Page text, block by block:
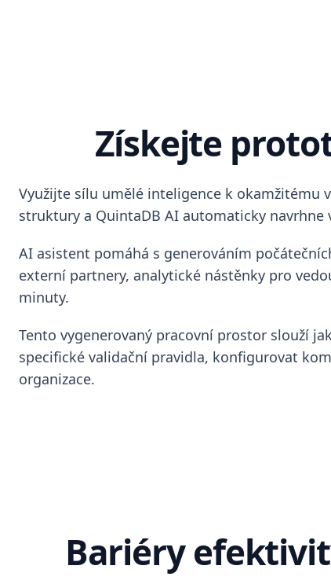
Získejte
Využijte sílu umělé inteligence k okamžitému
struktury a QuintaDB AI automaticky navrhne
AI asistent pomáhá s generováním
externí partnery, analytické nástěnky pro
minuty.
Tento vygenerovaný pracovní prostor slouží
specifické validační pravidla, konfigurovat
organizace.
Bariéry